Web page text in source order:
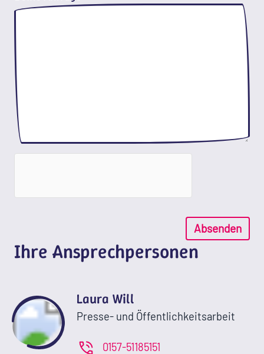
Absenden
Ihre Ansprechpersonen
Laura Will
Presse- und Öffentlichkeitsarbeit
0157-51185151